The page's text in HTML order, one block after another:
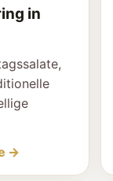
in
→